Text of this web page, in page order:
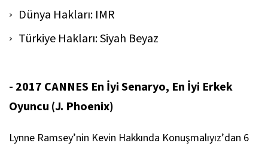
Dünya Hakları: IMR
Türkiye Hakları: Siyah Beyaz
- 2017 CANNES En İyi Senaryo, En İyi Erkek
Oyuncu (J. Phoenix)
Lynne Ramsey’nin Kevin Hakkında Konuşmalıyız’dan 6